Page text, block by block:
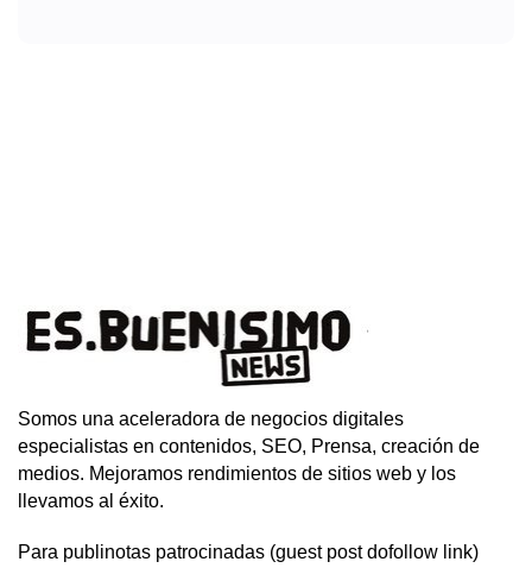
Somos una aceleradora de negocios digitales
especialistas en contenidos, SEO, Prensa, creación de
medios. Mejoramos rendimientos de sitios web y los
llevamos al éxito.
Para publinotas patrocinadas (guest post dofollow link)